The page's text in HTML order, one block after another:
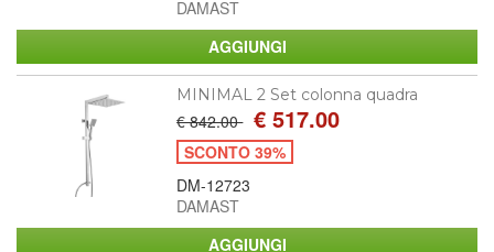
DAMAST
MINIMAL 2 Set colonna quadra
€ 842.00 € 517.00
SCONTO 39%
DM-12723
DAMAST